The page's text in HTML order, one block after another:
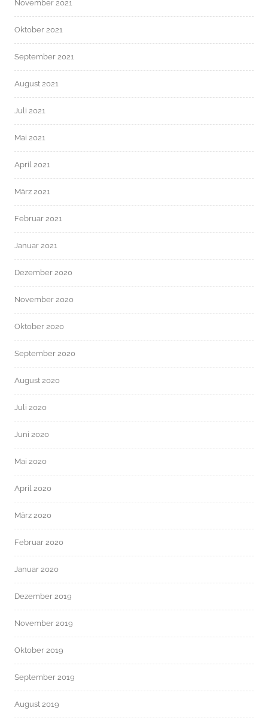
November 2021
Oktober 2021
September 2021
August 2021
Juli 2021
Mai 2021
April 2021
März 2021
Februar 2021
Januar 2021
Dezember 2020
November 2020
Oktober 2020
September 2020
August 2020
Juli 2020
Juni 2020
Mai 2020
April 2020
März 2020
Februar 2020
Januar 2020
Dezember 2019
November 2019
Oktober 2019
September 2019
August 2019